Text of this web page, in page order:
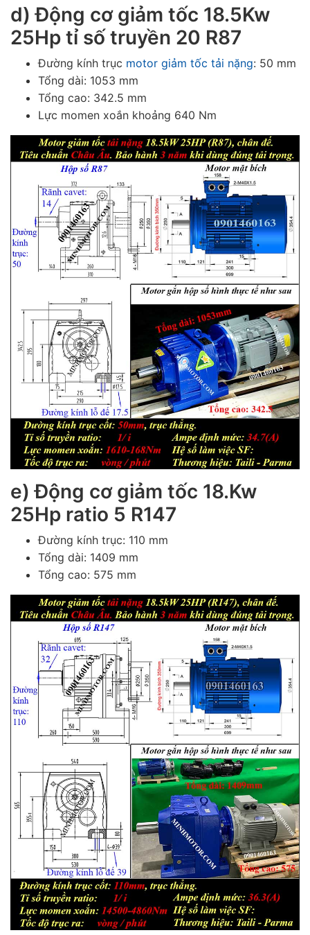
d) Động cơ giảm tốc 18.5Kw
25Hp tỉ số truyền 20 R87
Đường kính trục motor giảm tốc tải nặng: 50 mm
Tổng dài: 1053 mm
Tổng cao: 342.5 mm
Lực momen xoắn khoảng 640 Nm
e) Động cơ giảm tốc 18.Kw
25Hp ratio 5 R147
Đường kính trục: 110 mm
Tổng dài: 1409 mm
Tổng cao: 575 mm